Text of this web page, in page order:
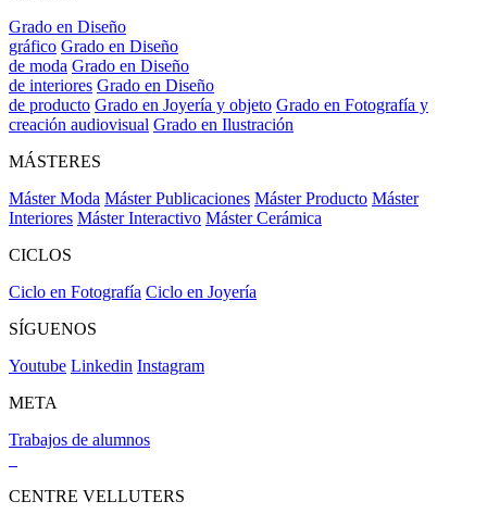
Grado en Diseño
gráfico Grado en Diseño
de moda Grado en Diseño
de interiores Grado en Diseño
de producto Grado en Joyería y objeto Grado en Fotografía y
creación audiovisual Grado en Ilustración
MÁSTERES
Máster Moda Máster Publicaciones Máster Producto Máster
Interiores Máster Interactivo Máster Cerámica
CICLOS
Ciclo en Fotografía Ciclo en Joyería
SÍGUENOS
Youtube Linkedin Instagram
META
Trabajos de alumnos
CENTRE VELLUTERS